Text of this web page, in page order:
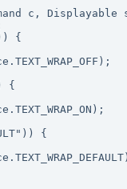
c, Displayable
{
{
{